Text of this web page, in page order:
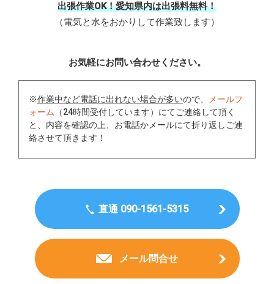
出張作業OK！愛知県内は出張料無料！
（電気と水をおかりして作業致します）
お気軽にお問い合わせください。
※作業中など電話に出れない場合が多いので、
メールフ
ォーム
（24時間受付しています）にてご連絡して頂く
と、内容を確認の上、お電話かメールにて折り返しご連
絡させて頂きます！
直通 090-1561-5315
メール問合せ